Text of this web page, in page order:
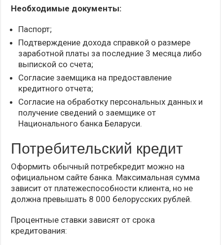
Необходимые документы:
Паспорт;
Подтверждение дохода справкой о размере
заработной платы за последние 3 месяца либо
выпиской со счета;
Согласие заемщика на предоставление
кредитного отчета;
Согласие на обработку персональных данных и
получение сведений о заемщике от
Национального банка Беларуси.
Потребительский кредит
Оформить обычный потребкредит можно на
официальном сайте банка. Максимальная сумма
зависит от платежеспособности клиента, но не
должна превышать 8 000 белорусских рублей.
Процентные ставки зависят от срока
кредитования: